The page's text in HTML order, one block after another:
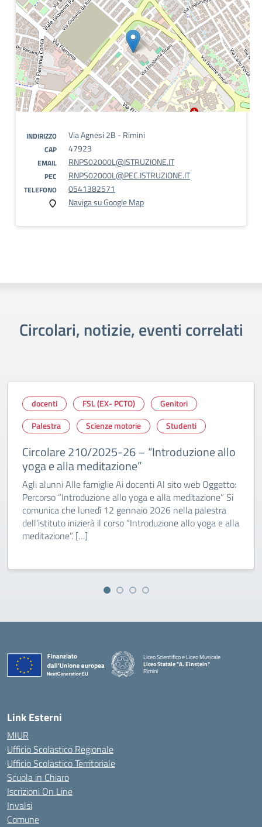
INDIRIZZO Via Agnesi 2B - Rimini
CAP 47923
EMAIL RNPS02000L@ISTRUZIONE.IT
PEC RNPS02000L@PEC.ISTRUZIONE.IT
TELEFONO
0541382571
Naviga su Google Map
Circolari, notizie, eventi correlati
docenti FSL (EX- PCTO)
Genitori
Palestra
Scienze motorie Studenti
Circolare 210/2025-26 – “Introduzione allo
yoga e alla meditazione”
Agli alunni Alle famiglie Ai docenti Al sito web Oggetto:
Percorso “Introduzione allo yoga e alla meditazione” Si
comunica che lunedì 12 gennaio 2026 nella palestra
dell’istituto inizierà il corso “Introduzione allo yoga e alla
meditazione”. […]
Liceo Scientifico e Liceo Musicale
Liceo Statale "A. Einstein"
Rimini
Link Esterni
MIUR
Ufficio Scolastico Regionale
Ufficio Scolastico Territoriale
Scuola in Chiaro
Iscrizioni On Line
Invalsi
Comune